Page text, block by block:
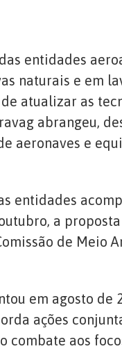
entidades
naturais e em
atualizar as
abrangeu,
aeronaves e
entidades
a
de Meio
em agosto de
ações
aos